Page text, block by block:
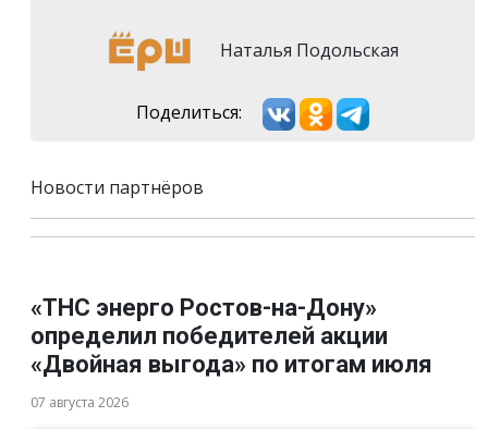
Наталья Подольская
Поделиться:
Новости партнёров
«ТНС энерго Ростов-на-Дону»
определил победителей акции
«Двойная выгода» по итогам июля
07 августа 2026